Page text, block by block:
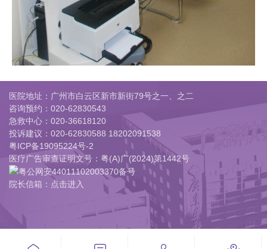
医院地址：广州市白云区新市新街79号之一、之二
咨询预约： 020-62830543
急救中心： 020-36618120
投诉建议： 020-62830588 18202091538
粤ICP备19095224号-2
医疗广告审查证明文号：粤(A)广(2024)第1442号
粤公网安44011102003370备号
院长信箱：点击进入